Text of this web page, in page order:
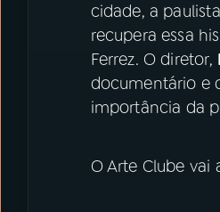
cidade, a
recupera essa
Ferrez.​ O diretor,
documentário e
importância da
O Arte Clube vai